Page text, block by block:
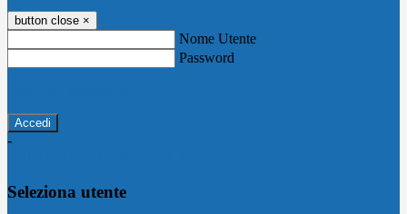
button close ×
Nome Utente
Password
-
Seleziona utente